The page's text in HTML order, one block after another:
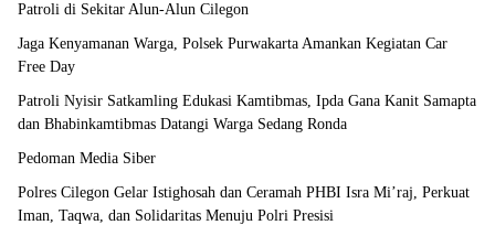
Patroli di Sekitar Alun-Alun Cilegon
Jaga Kenyamanan Warga, Polsek Purwakarta Amankan Kegiatan Car
Free Day
Patroli Nyisir Satkamling Edukasi Kamtibmas, Ipda Gana Kanit Samapta
dan Bhabinkamtibmas Datangi Warga Sedang Ronda
Pedoman Media Siber
Polres Cilegon Gelar Istighosah dan Ceramah PHBI Isra Mi’raj, Perkuat
Iman, Taqwa, dan Solidaritas Menuju Polri Presisi